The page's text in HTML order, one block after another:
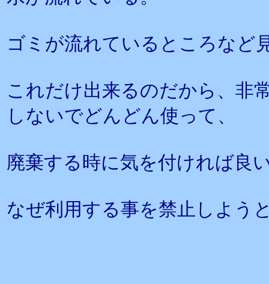
ゴミが流れているところなど
これだけ出来るのだから、非
しないでどんどん使って、
廃棄する時に気を付ければ良
なぜ利用する事を禁止しよう